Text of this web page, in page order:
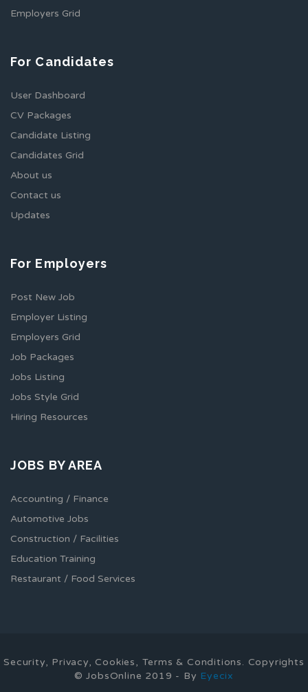
Employers Grid
For Candidates
User Dashboard
CV Packages
Candidate Listing
Candidates Grid
About us
Contact us
Updates
For Employers
Post New Job
Employer Listing
Employers Grid
Job Packages
Jobs Listing
Jobs Style Grid
Hiring Resources
JOBS BY AREA
Accounting / Finance
Automotive Jobs
Construction / Facilities
Education Training
Restaurant / Food Services
Security, Privacy, Cookies, Terms & Conditions. Copyrights
© JobsOnline 2019 - By Eyecix